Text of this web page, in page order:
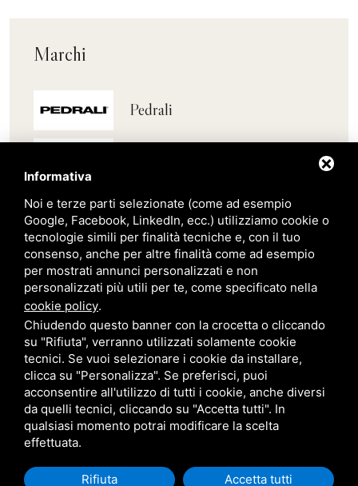
Marchi
Pedrali
Belair
Giardini Veneti
Giulio Barbieri
Trasporto e consegna in tutta
Informativa
Noi e terze parti selezionate (come ad esempio
Google, Facebook, LinkedIn, ecc.) utilizziamo cookie o
tecnologie simili per finalità tecniche e, con il tuo
consenso, anche per altre finalità come ad esempio
per mostrati annunci personalizzati e non
personalizzati più utili per te, come specificato nella
cookie policy.
Chiudendo questo banner con la crocetta o cliccando
su "Rifiuta", verranno utilizzati solamente cookie
tecnici. Se vuoi selezionare i cookie da installare,
clicca su "Personalizza". Se preferisci, puoi
acconsentire all'utilizzo di tutti i cookie, anche diversi
da quelli tecnici, cliccando su "Accetta tutti". In
qualsiasi momento potrai modificare la scelta
effettuata.
Rifiuta Accetta tutti